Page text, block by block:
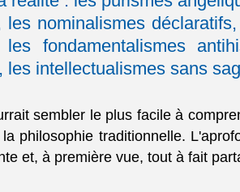
les nominalismes
fondamentalismes
les intellectualismes sans
sembler le plus facile à
philosophie traditionnelle.
et, à première vue, tout à fait